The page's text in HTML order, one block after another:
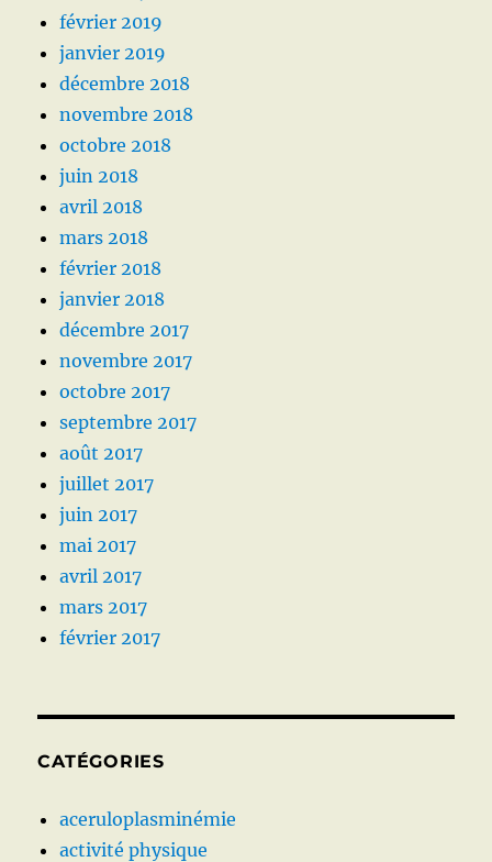
février 2019
janvier 2019
décembre 2018
novembre 2018
octobre 2018
juin 2018
avril 2018
mars 2018
février 2018
janvier 2018
décembre 2017
novembre 2017
octobre 2017
septembre 2017
août 2017
juillet 2017
juin 2017
mai 2017
avril 2017
mars 2017
février 2017
CATÉGORIES
aceruloplasminémie
activité physique